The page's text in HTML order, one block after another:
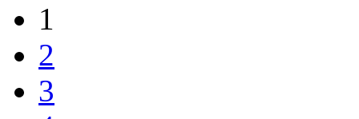
1
2
3